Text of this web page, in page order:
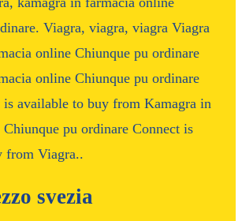
Viagra, viagra, viagra Viagra
online Chiunque pu ordinare
online Chiunque pu ordinare
is available to buy from Kamagra in
pu ordinare Connect is
from Viagra..
svezia